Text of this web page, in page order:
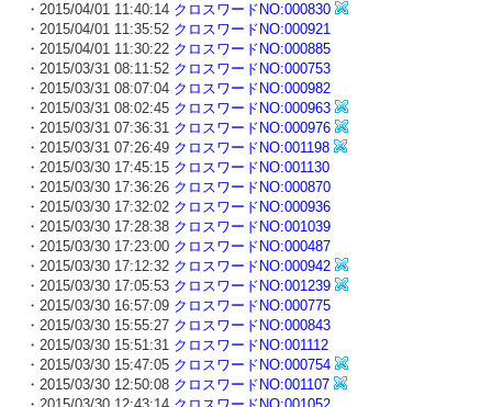
・2015/04/01 11:40:14 クロスワードNO:000830
・2015/04/01 11:35:52 クロスワードNO:000921
・2015/04/01 11:30:22 クロスワードNO:000885
・2015/03/31 08:11:52 クロスワードNO:000753
・2015/03/31 08:07:04 クロスワードNO:000982
・2015/03/31 08:02:45 クロスワードNO:000963
・2015/03/31 07:36:31 クロスワードNO:000976
・2015/03/31 07:26:49 クロスワードNO:001198
・2015/03/30 17:45:15 クロスワードNO:001130
・2015/03/30 17:36:26 クロスワードNO:000870
・2015/03/30 17:32:02 クロスワードNO:000936
・2015/03/30 17:28:38 クロスワードNO:001039
・2015/03/30 17:23:00 クロスワードNO:000487
・2015/03/30 17:12:32 クロスワードNO:000942
・2015/03/30 17:05:53 クロスワードNO:001239
・2015/03/30 16:57:09 クロスワードNO:000775
・2015/03/30 15:55:27 クロスワードNO:000843
・2015/03/30 15:51:31 クロスワードNO:001112
・2015/03/30 15:47:05 クロスワードNO:000754
・2015/03/30 12:50:08 クロスワードNO:001107